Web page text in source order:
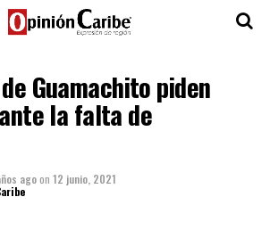
Guamachito piden
la falta de
agoon 12 junio, 2021